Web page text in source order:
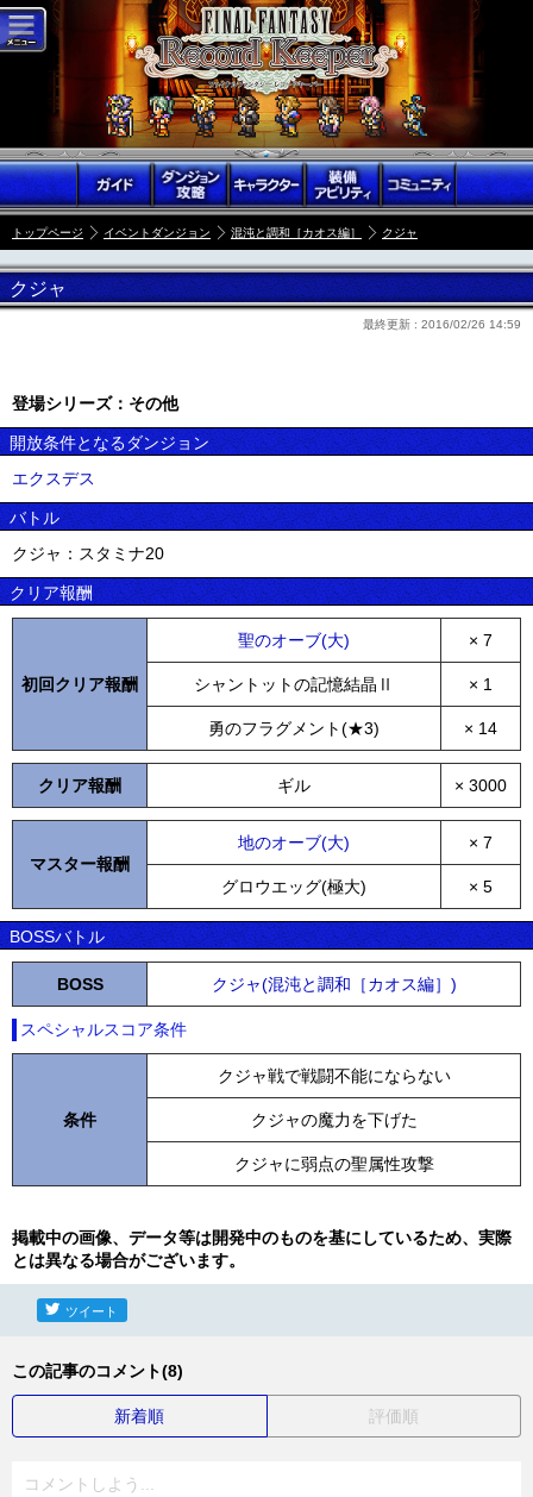
トップページ イベントダンジョン 混沌と調和［カオス編］ クジャ
クジャ
最終更新 : 2016/02/26 14:59
登場シリーズ：その他
開放条件となるダンジョン
エクスデス
バトル
クジャ：スタミナ20
クリア報酬
初回クリア報酬
聖のオーブ(大) × 7
シャントットの記憶結晶Ⅱ × 1
勇のフラグメント(★3) × 14
クリア報酬 ギル × 3000
マスター報酬
地のオーブ(大) × 7
グロウエッグ(極大) × 5
BOSSバトル
BOSS クジャ(混沌と調和［カオス編］)
スペシャルスコア条件
条件
クジャ戦で戦闘不能にならない
クジャの魔力を下げた
クジャに弱点の聖属性攻撃
掲載中の画像、データ等は開発中のものを基にしているため、実際
とは異なる場合がございます。
ツイート
この記事のコメント(8)
新着順 評価順
コメントしよう...